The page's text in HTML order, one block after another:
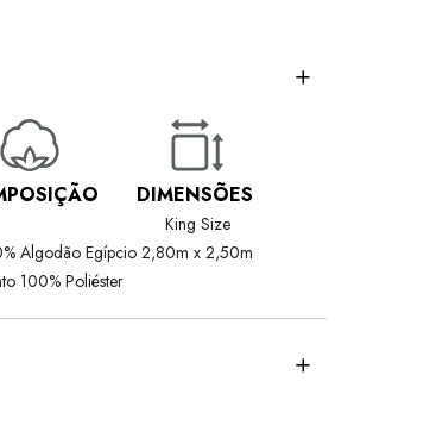
Algodão Egípcio
100% Poliéster
DIMENSÕES
King Size
2,80m x 2,50m